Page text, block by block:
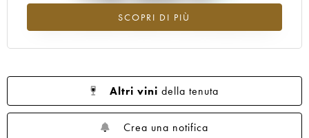
SCOPRI DI PIÙ
Valore in aumento per l'annata 2016 nel 2026 rispetto al 2025
Altri vini della tenuta
Crea una notifica